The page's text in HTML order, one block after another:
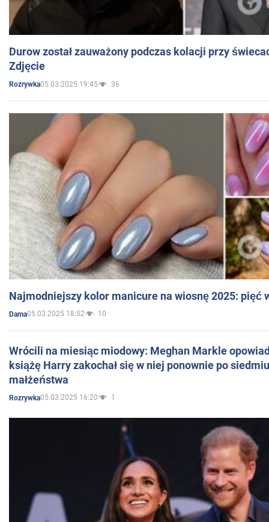
Durow został zauważony podczas kolacji przy
Zdjęcie
Rozrywka05.03.2025 19:45 36
Najmodniejszy kolor manicure na wiosnę 2025: pięć
Dama05.03.2025 18:52 10
Wrócili na miesiąc miodowy: Meghan Markle
książę Harry zakochał się w niej ponownie po
małżeństwa
Rozrywka05.03.2025 16:20 1